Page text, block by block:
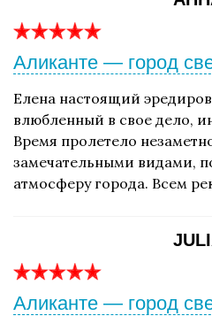
Аликанте — город
Елена настоящий
влюбленный в свое дело,
Время пролетело
замечательными видами,
атмосферу города. Всем
Аликанте — город